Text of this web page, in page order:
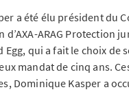
a été élu président du
d’AXA-ARAG Protection
Egg, qui a fait le choix de
mandat de cinq ans.
Dominique Kasper a